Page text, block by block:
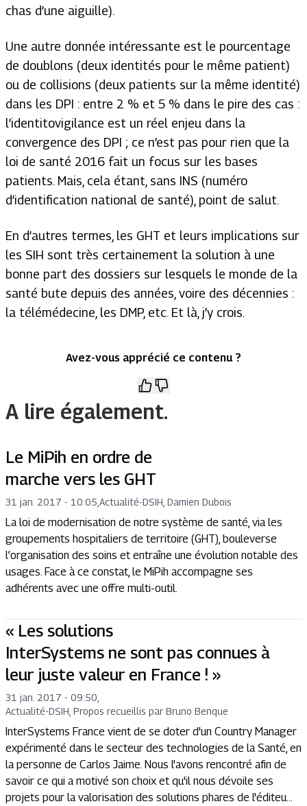
chas d’une aiguille).
Une autre donnée intéressante est le pourcentage
de doublons (deux identités pour le même patient)
ou de collisions (deux patients sur la même identité)
dans les DPI : entre 2 % et 5 % dans le pire des cas :
l’identitovigilance est un réel enjeu dans la
convergence des DPI ; ce n’est pas pour rien que la
loi de santé 2016 fait un focus sur les bases
patients. Mais, cela étant, sans INS (numéro
d’identification national de santé), point de salut.
En d’autres termes, les GHT et leurs implications sur
les SIH sont très certainement la solution à une
bonne part des dossiers sur lesquels le monde de la
santé bute depuis des années, voire des décennies :
la télémédecine, les DMP, etc. Et là, j’y crois.
Avez-vous apprécié ce contenu ?
A lire également.
Le MiPih en ordre de
marche vers les GHT
31 jan. 2017 - 10:05 Actualité-DSIH, Damien Dubois
La loi de modernisation de notre système de santé, via les
groupements hospitaliers de territoire (GHT), bouleverse
l’organisation des soins et entraîne une évolution notable des
usages. Face à ce constat, le MiPih accompagne ses
adhérents avec une offre multi-outil.
« Les solutions
InterSystems ne sont pas connues à
leur juste valeur en France ! »
31 jan. 2017 - 09:50
Actualité-DSIH, Propos recueillis par Bruno Benque
InterSystems France vient de se doter d'un Country Manager
expérimenté dans le secteur des technologies de la Santé, en
la personne de Carlos Jaime. Nous l'avons rencontré afin de
savoir ce qui a motivé son choix et qu'il nous dévoile ses
projets pour la valorisation des solutions phares de l'éditeu...